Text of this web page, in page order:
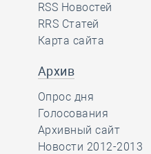
RSS Новостей
RRS Статей
Карта сайта
Архив
Опрос дня
Голосования
Архивный сайт
Новости 2012-2013